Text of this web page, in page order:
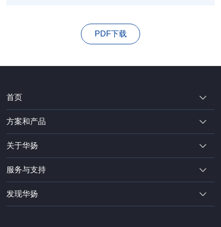
PDF下载
首页
方案和产品
关于华扬
服务与支持
发现华扬